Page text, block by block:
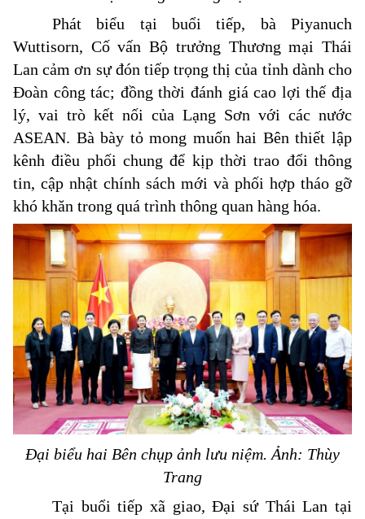
Phát biểu tại buổi tiếp, bà Piyanuch
Wuttisorn, Cố vấn Bộ trưởng Thương mại Thái
Lan cảm ơn sự đón tiếp trọng thị của tỉnh dành cho
Đoàn công tác; đồng thời đánh giá cao lợi thế địa
lý, vai trò kết nối của Lạng Sơn với các nước
ASEAN. Bà bày tỏ mong muốn hai Bên thiết lập
kênh điều phối chung để kịp thời trao đổi thông
tin, cập nhật chính sách mới và phối hợp tháo gỡ
khó khăn trong quá trình thông quan hàng hóa.
Đại biểu hai Bên chụp ảnh lưu niệm. Ảnh: Thùy
Trang
Tại buổi tiếp xã giao, Đại sứ Thái Lan tại